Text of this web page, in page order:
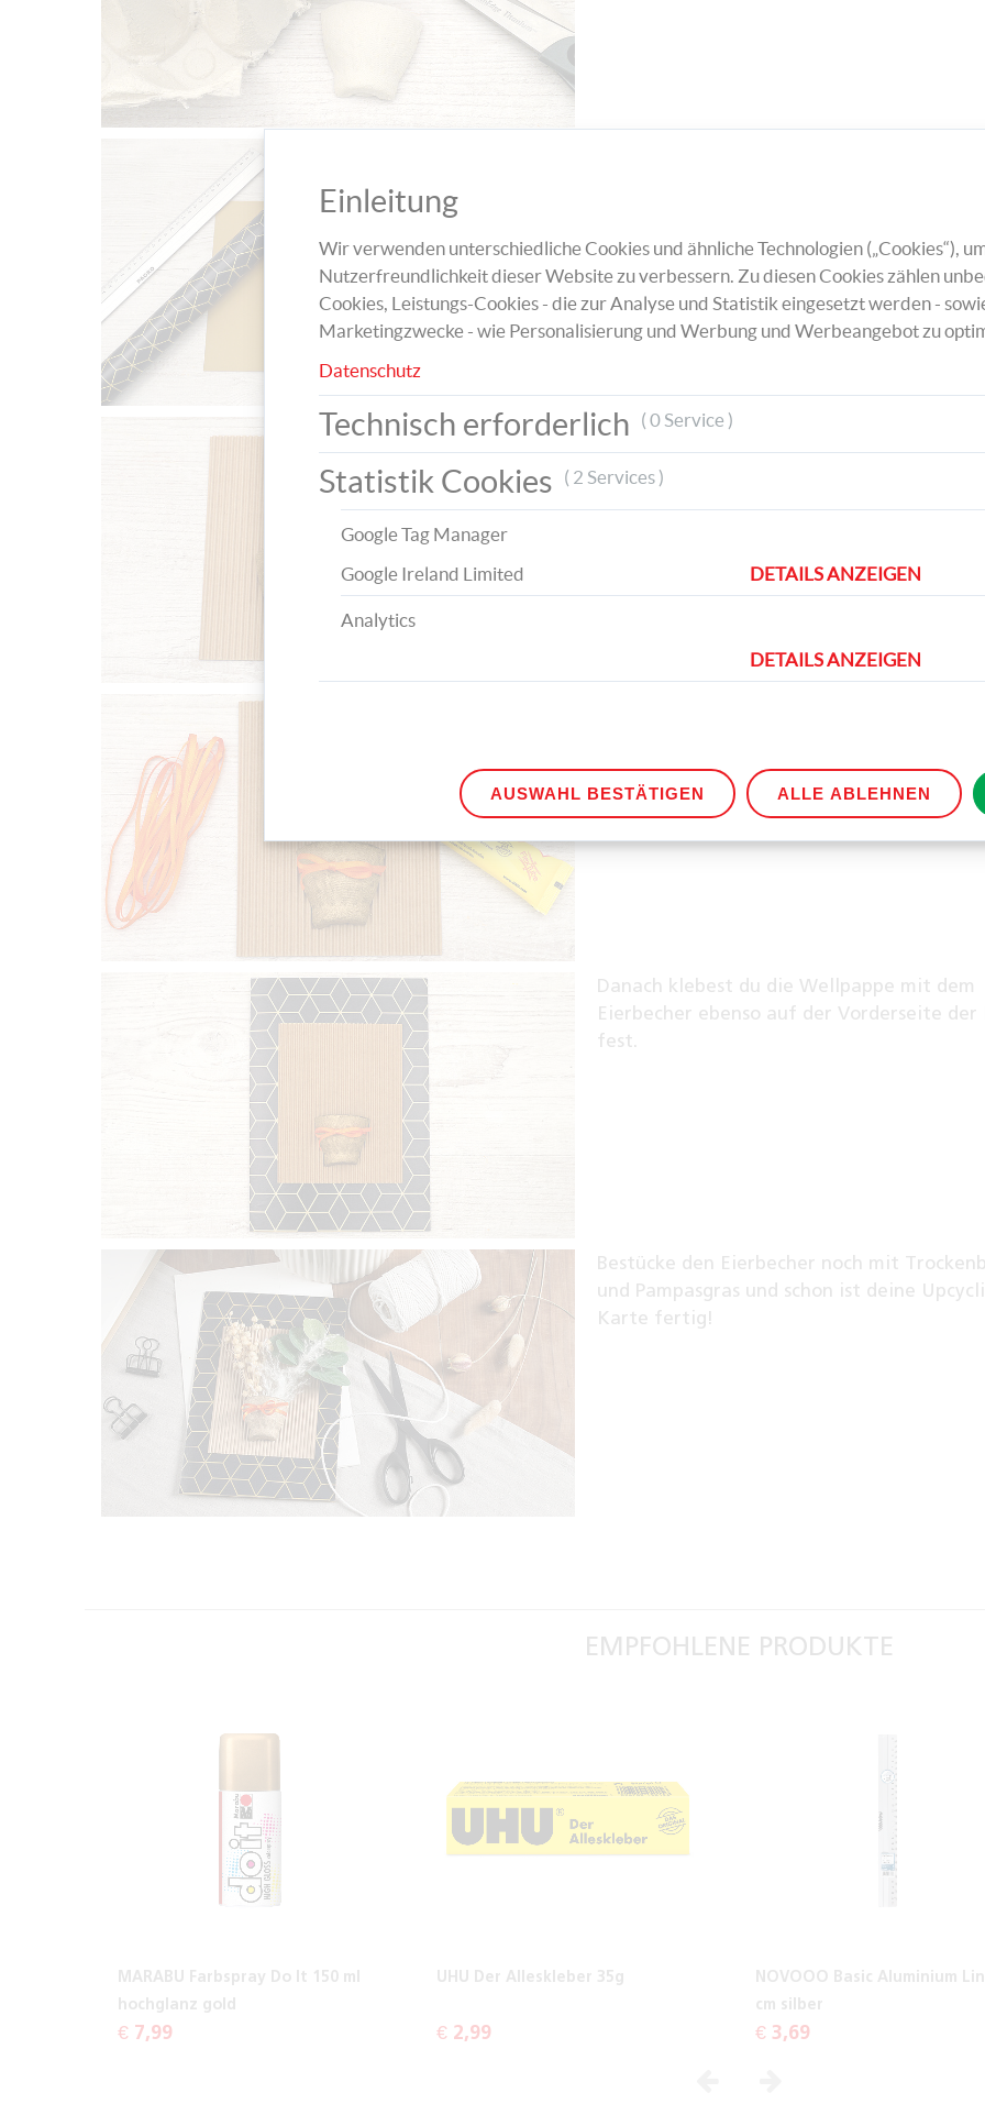
Sprühkleber auf der Karte fest.
Die Wellpappe schneidest du
aus und klebst den Eierkarton darauf.
Danach klebest du die Wellpappe mit dem
Eierbecher ebenso auf der Vorderseite der
fest.
Bestücke den Eierbecher noch mit
und Pampasgras und schon ist deine
Karte fertig!
EMPFOHLENE PRODUKTE
MARABU Farbspray Do It 150 ml
hochglanz gold
€ 7,99
UHU Der Alleskleber 35g
€ 2,99
NOVOOO Basic Aluminium
cm silber
€ 3,69
Einleitung
Wir verwenden unterschiedliche Cookies und ähnliche Technologien („Cookies“),
Nutzerfreundlichkeit dieser Website zu verbessern. Zu diesen Cookies zählen
Cookies, Leistungs-Cookies - die zur Analyse und Statistik eingesetzt werden -
Marketingzwecke - wie Personalisierung und Werbung und Werbeangebot zu
Datenschutz
Technisch erforderlich ( 0 Service )
Statistik Cookies ( 2 Services )
Google Tag Manager
Google Ireland Limited
DETAILS ANZEIGEN
Analytics
DETAILS ANZEIGEN
AUSWAHL BESTÄTIGEN ALLE ABLEHNEN